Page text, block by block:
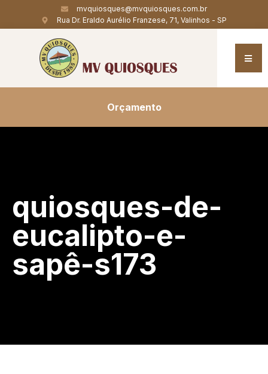
mvquiosques@mvquiosques.com.br
Rua Dr. Eraldo Aurélio Franzese, 71, Valinhos - SP
Orçamento
quiosques-de-
eucalipto-e-
sapê-s173